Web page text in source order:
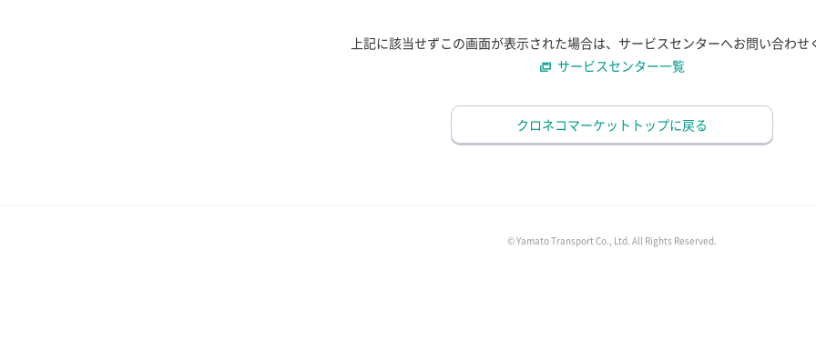
上記に該当せずこの画面が表示された場合は、サービスセンターへお問い合わせ
サービスセンター一覧
クロネコマーケットトップに戻る
© Yamato Transport Co., Ltd. All Rights Reserved.